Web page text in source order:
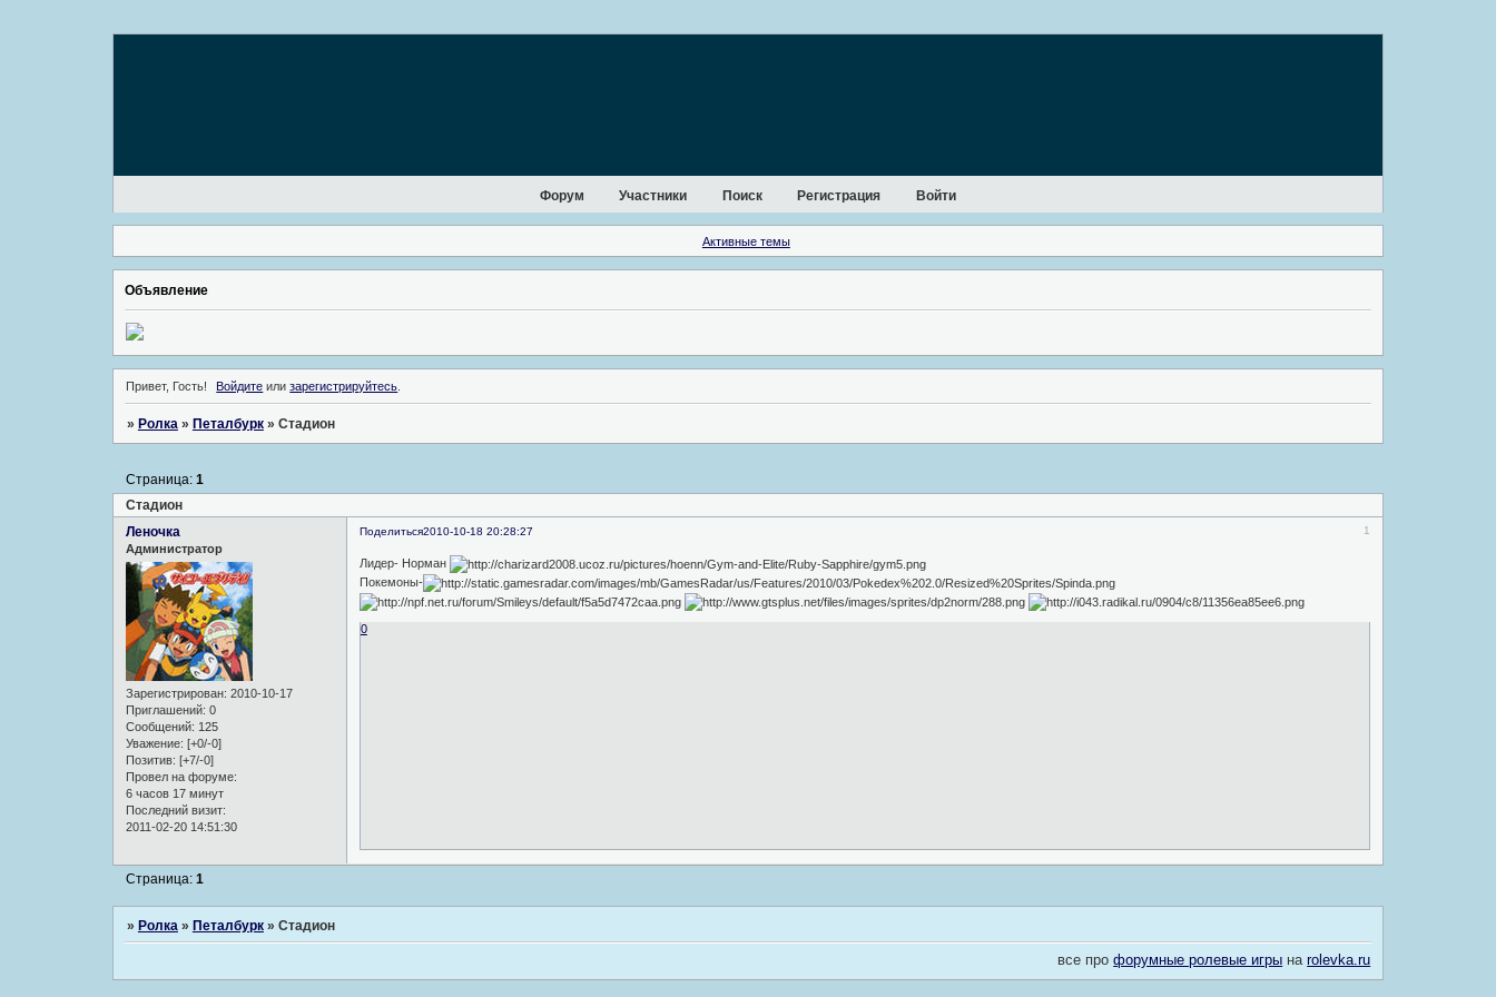
Форум Участники Поиск Регистрация Войти
Активные темы
Объявление
Привет, Гость! Войдите илизарегистрируйтесь
» Ролка » Петалбурк » Стадион
Стадион
Страница: 1
Поделиться 1
2010-10-18 20:28:27
Леночка
Администратор
Зарегистрирован: 2010-10-17
Приглашений: 0
Сообщений: 125
Уважение: [+0/-0]
Позитив: [+7/-0]
Провел на форуме:
6 часов 17 минут
Последний визит:
2011-02-20 14:51:30
Лидер- Норман
Покемоны-
0
Страница: 1
» Ролка » Петалбурк » Стадион
все профорумные ролевые игры наrolevka.ru